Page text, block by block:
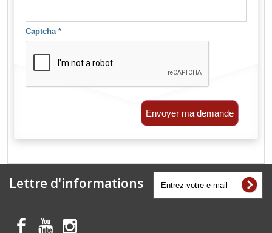
Captcha *
Envoyer ma demande
Lettre d'informations